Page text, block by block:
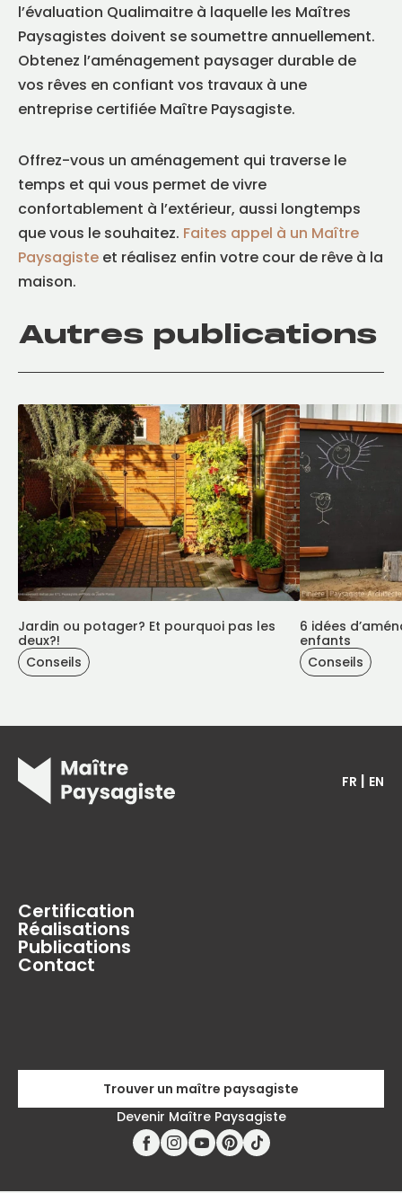
l’évaluation Qualimaitre à laquelle les Maîtres
Paysagistes doivent se soumettre annuellement.
Obtenez l’aménagement paysager durable de
vos rêves en confiant vos travaux à une
entreprise certifiée Maître Paysagiste.
Offrez-vous un aménagement qui traverse le
temps et qui vous permet de vivre
confortablement à l’extérieur, aussi longtemps
que vous le souhaitez. Faites appel à un Maître
Paysagiste et réalisez enfin votre cour de rêve à la
maison.
Autres publications
Jardin ou potager? Et pourquoi pas les
deux?!
Conseils
6 idées
enfants
Conseils
FR | EN
Certification
Réalisations
Publications
Contact
Trouver un maître paysagiste
Devenir Maître Paysagiste